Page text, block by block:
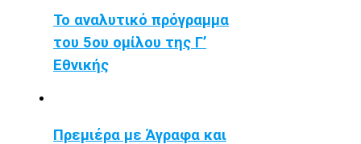
Το αναλυτικό πρόγραμμα
του 5ου ομίλου της Γ’
Εθνικής
Πρεμιέρα με Άγραφα και